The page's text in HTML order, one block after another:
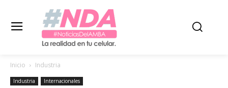
Inicio Industria
Industria Internacionales